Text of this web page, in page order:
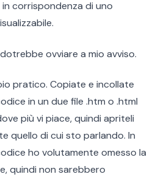
corrispondenza di uno
ovviare a mio avviso.
pratico. Copiate e incollate
in un due file .htm o .html
più vi piace, quindi apriteli
quello di cui sto parlando. In
ho volutamente omesso la
quindi non sarebbero